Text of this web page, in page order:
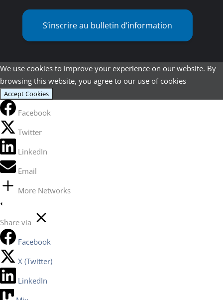
S’inscrire au bulletin d’information
We use cookies to improve your experience on our website. By
browsing this website, you agree to our use of cookies
Accept Cookies
Facebook
Twitter
LinkedIn
Email
More Networks
Share via
Facebook
X (Twitter)
LinkedIn